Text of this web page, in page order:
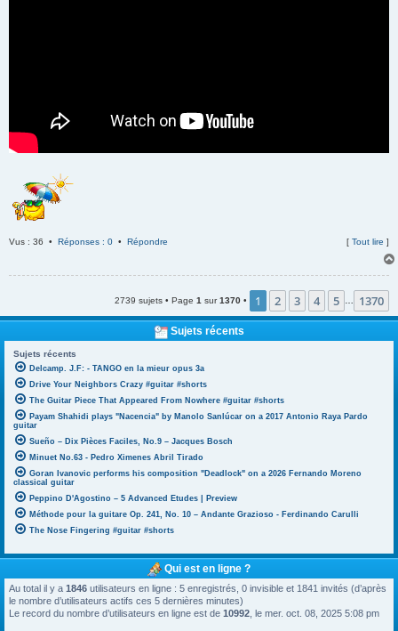
Vus : 36 • Réponses : 0 • Répondre [ Tout lire ]
2739 sujets • Page 1 sur1370 • 1 2 3 4 5 1370
Sujets récents
Sujets récents
Delcamp. J.F: - TANGO en la mieur opus 3a
Drive Your Neighbors Crazy #guitar #shorts
The Guitar Piece That Appeared From Nowhere #guitar #shorts
Payam Shahidi plays "Nacencia" by Manolo Sanlúcar on a 2017 Antonio Raya Pardo
guitar
Sueño – Dix Pièces Faciles, No.9 – Jacques Bosch
Minuet No.63 - Pedro Ximenes Abril Tirado
Goran Ivanovic performs his composition "Deadlock" on a 2026 Fernando Moreno
classical guitar
Peppino D'Agostino – 5 Advanced Etudes | Preview
Méthode pour la guitare Op. 241, No. 10 – Andante Grazioso - Ferdinando Carulli
The Nose Fingering #guitar #shorts
Qui est en ligne ?
Au total il y a 1846 utilisateurs en ligne : 5 enregistrés, 0 invisible et 1841 invités (d’après
le nombre d’utilisateurs actifs ces 5 dernières minutes)
Le record du nombre d’utilisateurs en ligne est de 10992 , le mer. oct. 08, 2025 5:08 pm